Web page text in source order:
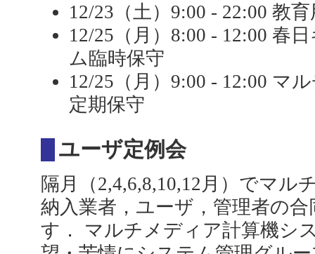
12/23（土）9:00 - 22:00 教
12/25（月）8:00 - 12:00 春
ム臨時保守
12/25（月）9:00 - 12:00 マ
定期保守
ユーザ定例会
隔月（2,4,6,8,10,12月）でマル
納入業者，ユーザ，管理者の
す． マルチメディア計算機シ